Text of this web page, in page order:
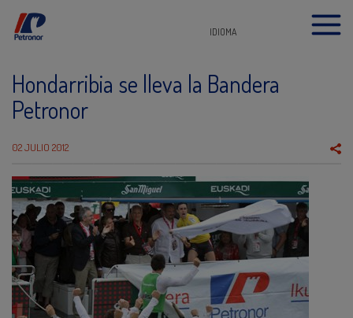
IDIOMA
Hondarribia se lleva la Bandera
Petronor
02 JULIO 2012